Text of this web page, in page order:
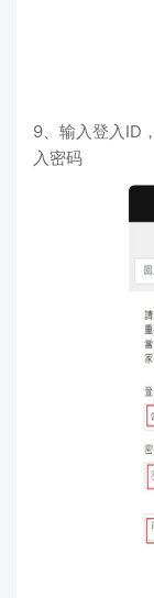
9、输入登入ID
入密码